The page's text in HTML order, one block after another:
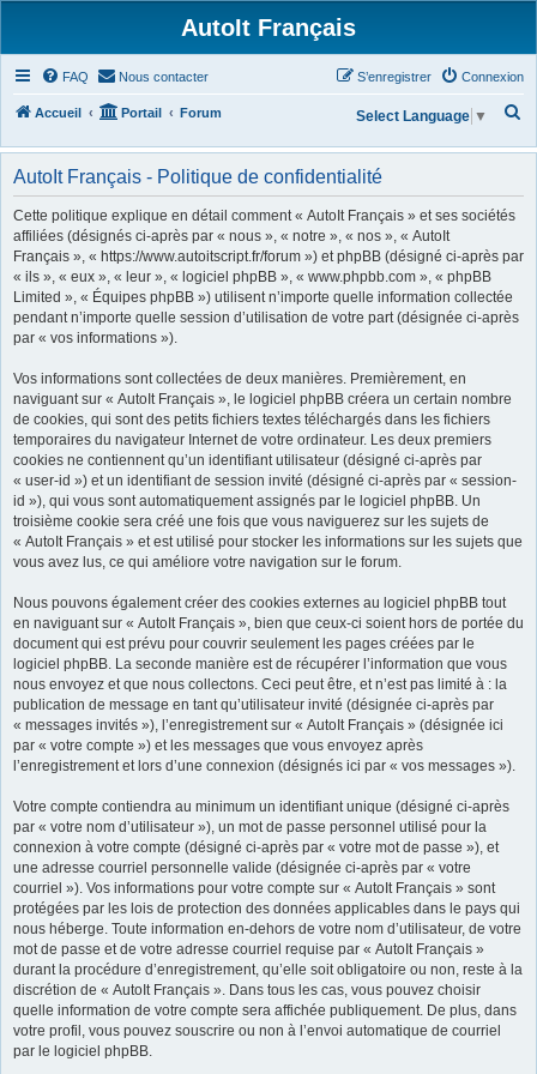
AutoIt Français
FAQ Nous contacter Connexion
S’enregistrer
Accueil Portail Forum
h
r
Select Language ▼
AutoIt Français - Politique de confidentialité
Cette politique explique en détail comment « AutoIt Français » et ses sociétés
affiliées (désignés ci-après par « nous », « notre », « nos », « AutoIt
Français », « https://www.autoitscript.fr/forum ») et phpBB (désigné ci-après par
« ils », « eux », « leur », « logiciel phpBB », « www.phpbb.com », « phpBB
Limited », « Équipes phpBB ») utilisent n’importe quelle information collectée
pendant n’importe quelle session d’utilisation de votre part (désignée ci-après
par « vos informations »).
Vos informations sont collectées de deux manières. Premièrement, en
naviguant sur « AutoIt Français », le logiciel phpBB créera un certain nombre
de cookies, qui sont des petits fichiers textes téléchargés dans les fichiers
temporaires du navigateur Internet de votre ordinateur. Les deux premiers
cookies ne contiennent qu’un identifiant utilisateur (désigné ci-après par
« user-id ») et un identifiant de session invité (désigné ci-après par « session-
id »), qui vous sont automatiquement assignés par le logiciel phpBB. Un
troisième cookie sera créé une fois que vous naviguerez sur les sujets de
« AutoIt Français » et est utilisé pour stocker les informations sur les sujets que
vous avez lus, ce qui améliore votre navigation sur le forum.
Nous pouvons également créer des cookies externes au logiciel phpBB tout
en naviguant sur « AutoIt Français », bien que ceux-ci soient hors de portée du
document qui est prévu pour couvrir seulement les pages créées par le
logiciel phpBB. La seconde manière est de récupérer l’information que vous
nous envoyez et que nous collectons. Ceci peut être, et n’est pas limité à : la
publication de message en tant qu’utilisateur invité (désignée ci-après par
« messages invités »), l’enregistrement sur « AutoIt Français » (désignée ici
par « votre compte ») et les messages que vous envoyez après
l’enregistrement et lors d’une connexion (désignés ici par « vos messages »).
Votre compte contiendra au minimum un identifiant unique (désigné ci-après
par « votre nom d’utilisateur »), un mot de passe personnel utilisé pour la
connexion à votre compte (désigné ci-après par « votre mot de passe »), et
une adresse courriel personnelle valide (désignée ci-après par « votre
courriel »). Vos informations pour votre compte sur « AutoIt Français » sont
protégées par les lois de protection des données applicables dans le pays qui
nous héberge. Toute information en-dehors de votre nom d’utilisateur, de votre
mot de passe et de votre adresse courriel requise par « AutoIt Français »
durant la procédure d’enregistrement, qu’elle soit obligatoire ou non, reste à la
discrétion de « AutoIt Français ». Dans tous les cas, vous pouvez choisir
quelle information de votre compte sera affichée publiquement. De plus, dans
votre profil, vous pouvez souscrire ou non à l’envoi automatique de courriel
par le logiciel phpBB.